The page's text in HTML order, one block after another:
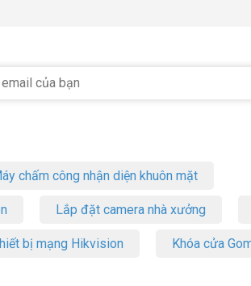
chấm công nhận diện khuôn mặt
Lắp đặt camera nhà xưởng
bị mạng Hikvision Khóa cửa